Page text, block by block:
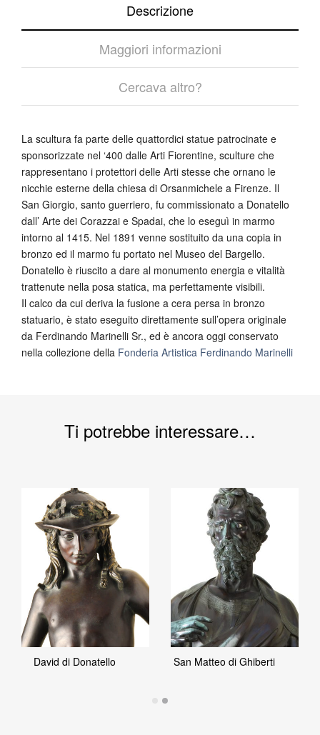
Descrizione
Maggiori informazioni
Cercava altro?
La scultura fa parte delle quattordici statue patrocinate e
sponsorizzate nel ‘400 dalle Arti Fiorentine, sculture che
rappresentano i protettori delle Arti stesse che ornano le
nicchie esterne della chiesa di Orsanmichele a Firenze. Il
San Giorgio, santo guerriero, fu commissionato a Donatello
dall’ Arte dei Corazzai e Spadai, che lo eseguì in marmo
intorno al 1415. Nel 1891 venne sostituito da una copia in
bronzo ed il marmo fu portato nel Museo del Bargello.
Donatello è riuscito a dare al monumento energia e vitalità
trattenute nella posa statica, ma perfettamente visibili.
Il calco da cui deriva la fusione a cera persa in bronzo
statuario, è stato eseguito direttamente sull’opera originale
da Ferdinando Marinelli Sr., ed è ancora oggi conservato
nella collezione della Fonderia Artistica Ferdinando Marinelli
Ti potrebbe interessare…
David di Donatello San Matteo di Ghiberti